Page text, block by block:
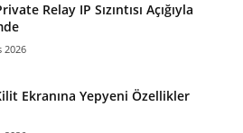
Relay IP Sızıntısı Açığıyla
2026
Ekranına Yepyeni Özellikler